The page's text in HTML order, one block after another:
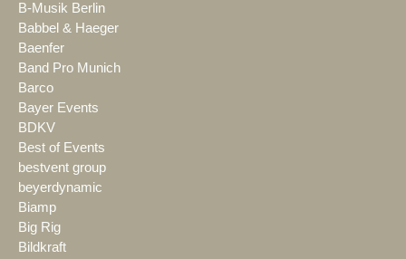
B-Musik Berlin
Babbel & Haeger
Baenfer
Band Pro Munich
Barco
Bayer Events
BDKV
Best of Events
bestvent group
beyerdynamic
Biamp
Big Rig
Bildkraft